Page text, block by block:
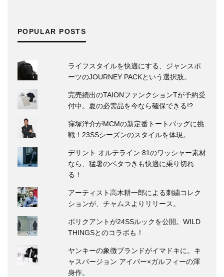
POPULAR POSTS
ライフスタイルを快適にする、ジャンスポ
ーツのJOURNEY PACKという選択肢。
完売続出のTAIONファンクションTが予約受
付中。夏の必需品を今なら確保できる!?
窪塚洋介がMCMの新定番トートバッグに挑
戦！23SSシーズンのスタイルを体現。
デサント オルテライン 81のワッシャー素材
なら、猛暑のベタつきも快適に乗り切れ
る！
アーティスト高木耕一郎による刺繍コレク
ションが、チャムスよりリリース。
ポリクアントが24SSルックを公開。WILD
THINGSとのコラボも！
ヤンキーの象徴ブランドがイマドキに。キ
ャスパージョン アイバー×ガルフィーの渾
身作。